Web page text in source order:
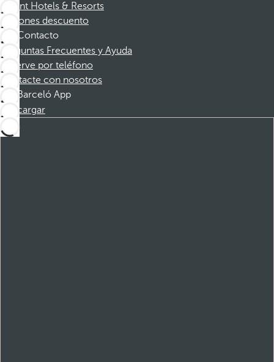
Dorint Hotels & Resorts
Cupones descuento
Contacto
Preguntas Frecuentes y Ayuda
Reserve por teléfono
Contacte con nosotros
Barceló App
Descargar